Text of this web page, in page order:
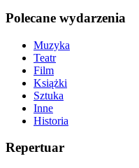
Polecane wydarzenia
Muzyka
Teatr
Film
Książki
Sztuka
Inne
Historia
Repertuar